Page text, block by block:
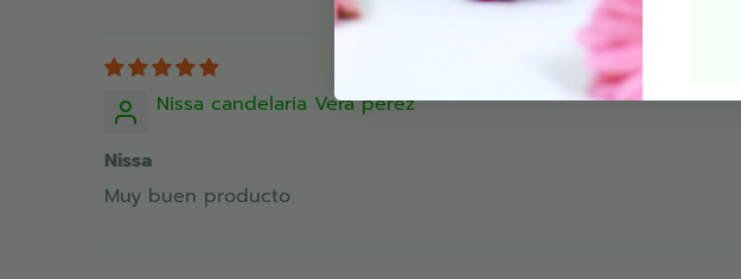
Nissa candelaria Vera perez
Nissa
Muy buen producto